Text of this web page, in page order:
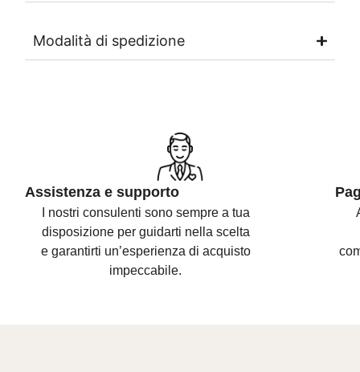
Modalità di spedizione
Assistenza e supporto
I nostri consulenti sono sempre a tua
disposizione per guidarti nella scelta
e garantirti un’esperienza di acquisto
impeccabile.